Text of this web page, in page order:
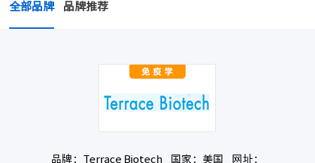
全部品牌 品牌推荐
品牌：Terrace Biotech 国家：美国 网址：